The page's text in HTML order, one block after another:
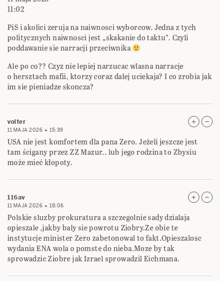
11:02
PiS i akolici zeruja na naiwnosci wyborcow. Jedna z tych
politycznych naiwnosci jest „skakanie do taktu”. Czyli
poddawanie sie narracji przeciwnika
Ale po co?? Czyz nie lepiej narzucac wlasna narracje
o hersztach mafii, ktorzy coraz dalej uciekaja? I co zrobia jak
im sie pieniadze skoncza?
volter
11 MAJA 2026 15:39
USA nie jest komfortem dla pana Zero. Jeżeli jeszcze jest
tam ścigany przez ZZ Mazur.. lub jego rodzina to Zbysiu
może mieć kłopoty.
116av
11 MAJA 2026 18:06
Polskie sluzby prokuratura a szczegolnie sady dzialaja
opieszale ,jakby baly sie powrotu Ziobry.Ze obie te
instytucje minister Zero zabetonowal to fakt.Opieszalosc
wydania ENA wola o pomste do nieba.Moze by tak
sprowadzic Ziobre jak Izrael sprowadzil Eichmana.